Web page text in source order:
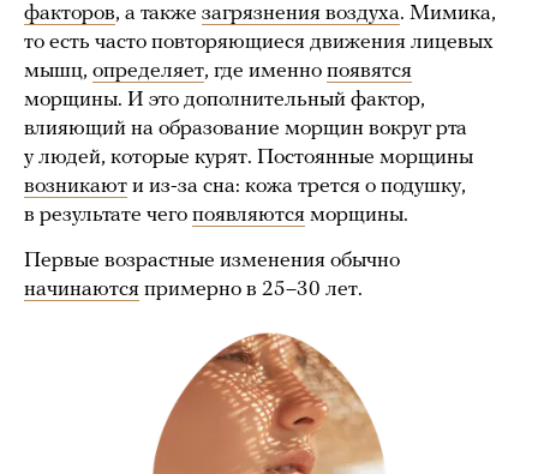
факторов, а также загрязнения воздуха. Мимика,
то есть часто повторяющиеся движения лицевых
мышц, определяет, где именно появятся
морщины. И это дополнительный фактор,
влияющий на образование морщин вокруг рта
у людей, которые курят. Постоянные морщины
возникают и из-за сна: кожа трется о подушку,
в результате чего появляются морщины.
Первые возрастные изменения обычно
начинаются примерно в 25–30 лет.